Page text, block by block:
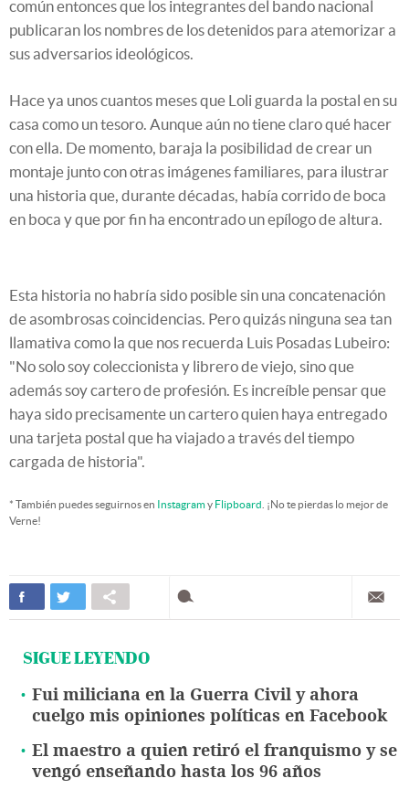
común entonces que los integrantes del bando nacional
publicaran los nombres de los detenidos para atemorizar a
sus adversarios ideológicos.
Hace ya unos cuantos meses que Loli guarda la postal en su
casa como un tesoro. Aunque aún no tiene claro qué hacer
con ella. De momento, baraja la posibilidad de crear un
montaje junto con otras imágenes familiares, para ilustrar
una historia que, durante décadas, había corrido de boca
en boca y que por fin ha encontrado un epílogo de altura.
Esta historia no habría sido posible sin una concatenación
de asombrosas coincidencias. Pero quizás ninguna sea tan
llamativa como la que nos recuerda Luis Posadas Lubeiro:
"No solo soy coleccionista y librero de viejo, sino que
además soy cartero de profesión. Es increíble pensar que
haya sido precisamente un cartero quien haya entregado
una tarjeta postal que ha viajado a través del tiempo
cargada de historia".
* También puedes seguirnos en Instagramy Flipboard . ¡No te pierdas lo mejor de
Verne!
SIGUE LEYENDO
Fui miliciana en la Guerra Civil y ahora
cuelgo mis opiniones políticas en Facebook
El maestro a quien retiró el franquismo y se
vengó enseñando hasta los 96 años